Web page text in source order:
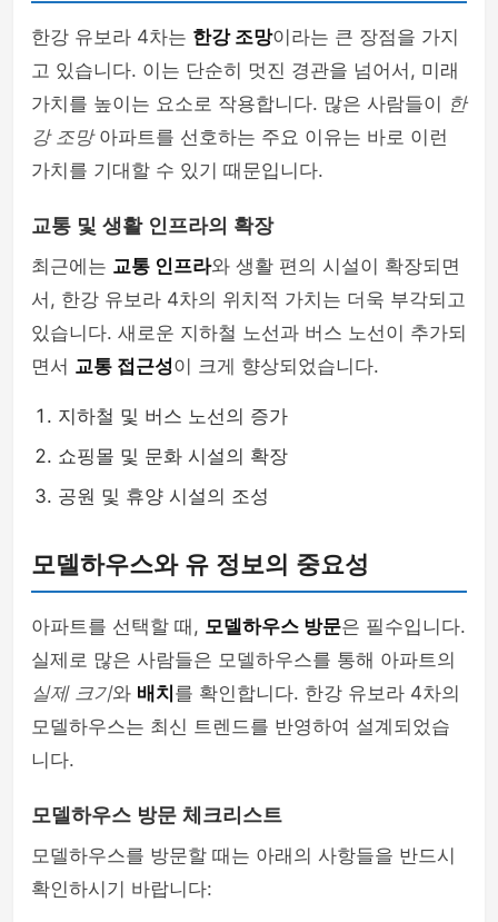
한강 유보라 4차는 한강 조망이라는 큰 장점을 가지
고 있습니다. 이는 단순히 멋진 경관을 넘어서, 미래
가치를 높이는 요소로 작용합니다. 많은 사람들이 한
강 조망아파트를 선호하는 주요 이유는 바로 이런
가치를 기대할 수 있기 때문입니다.
교통 및 생활 인프라의 확장
최근에는 교통 인프라와 생활 편의 시설이 확장되면
서, 한강 유보라 4차의 위치적 가치는 더욱 부각되고
있습니다. 새로운 지하철 노선과 버스 노선이 추가되
면서 교통 접근성이 크게 향상되었습니다.
지하철 및 버스 노선의 증가
쇼핑몰 및 문화 시설의 확장
공원 및 휴양 시설의 조성
모델하우스와 유 정보의 중요성
아파트를 선택할 때, 모델하우스 방문은 필수입니다.
실제로 많은 사람들은 모델하우스를 통해 아파트의
실제 크기와 배치 를 확인합니다. 한강 유보라 4차의
모델하우스는 최신 트렌드를 반영하여 설계되었습
니다.
모델하우스 방문 체크리스트
모델하우스를 방문할 때는 아래의 사항들을 반드시
확인하시기 바랍니다: